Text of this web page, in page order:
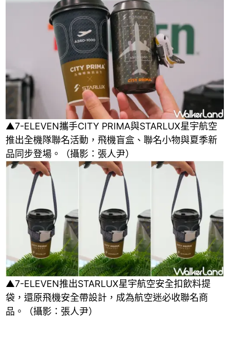
▲7-ELEVEN攜手CITY PRIMA與STARLUX星宇航空
推出全機隊聯名活動，飛機盲盒、聯名小物與夏季新
品同步登場。（攝影：張人尹）
▲7-ELEVEN推出STARLUX星宇航空安全扣飲料提
袋，還原飛機安全帶設計，成為航空迷必收聯名商
品。（攝影：張人尹）